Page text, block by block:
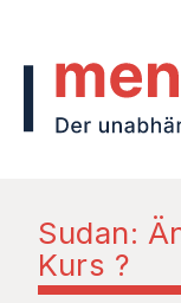
Sudan:
Kurs ?